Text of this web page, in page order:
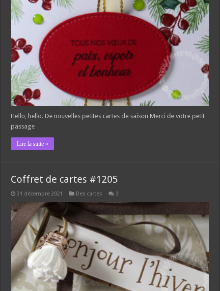
Hello, hello. De nouvelles petites cartes de saison Merci de votre petit
passage
Lire la suite »
Coffret de cartes #1205
31 décembre 2021 Des cartes 0